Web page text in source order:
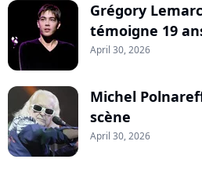
Grégory
témoigne 19
April 30, 2026
Michel
scène
April 30, 2026